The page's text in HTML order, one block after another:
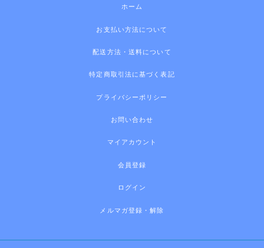
ホーム
お支払い方法について
配送方法・送料について
特定商取引法に基づく表記
プライバシーポリシー
お問い合わせ
マイアカウント
会員登録
ログイン
メルマガ登録・解除